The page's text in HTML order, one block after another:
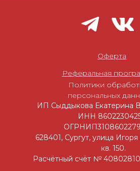
Политики
персональных
Реферальная
Оферта
ИП Сыддыкова Екатерина
ИНН
628401, Сургут, улица
кв. 150.
Расчётный счёт №